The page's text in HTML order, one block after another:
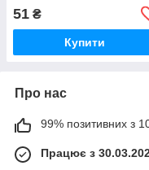
51 ₴
Купити
Про нас
99% позитивних з
Працює з